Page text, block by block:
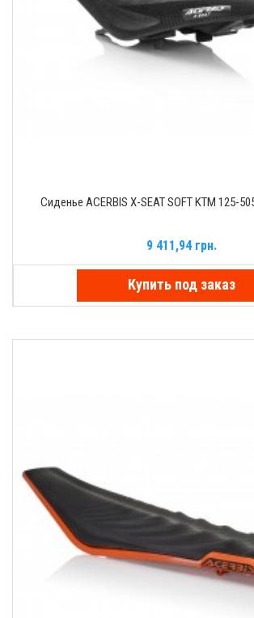
Сиденье ACERBIS X-SEAT SOFT KTM 125-
9 411,94 грн.
Купить под заказ